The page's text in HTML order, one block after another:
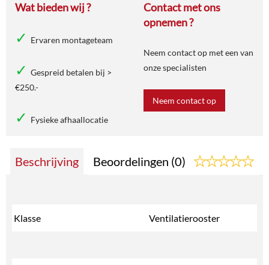
Wat bieden wij ?
Ervaren montageteam
Gespreid betalen bij >
€250.-
Fysieke afhaallocatie
Contact met ons
opnemen ?
Neem contact op met een van
onze specialisten
Neem contact op
Beschrijving Beoordelingen (0)
Klasse Ventilatierooster